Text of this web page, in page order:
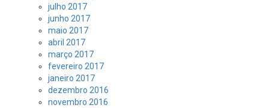
julho 2017
junho 2017
maio 2017
abril 2017
março 2017
fevereiro 2017
janeiro 2017
dezembro 2016
novembro 2016